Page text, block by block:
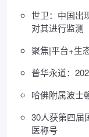
世卫：中国出
对其进行监测
聚焦|平台+生
普华永道：
哈佛附属波士
30人获第四届
医称号